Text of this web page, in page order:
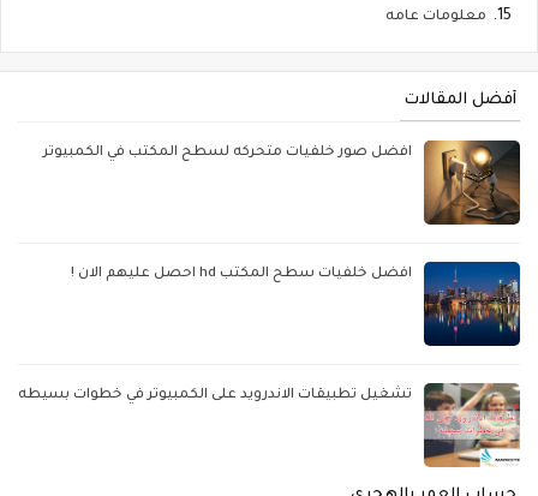
معلومات عامه
أفضل المقالات
افضل صور خلفيات متحركه لسطح المكتب في الكمبيوتر
افضل خلفيات سطح المكتب hd احصل عليهم الان !
تشغيل تطبيقات الاندرويد على الكمبيوتر في خطوات بسيطه